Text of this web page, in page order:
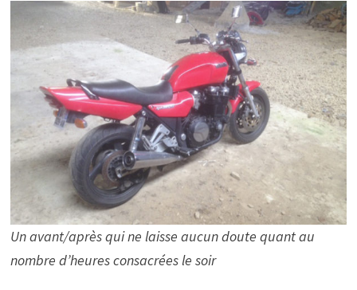
Un avant/après qui ne laisse aucun doute quant au
nombre d’heures consacrées le soir